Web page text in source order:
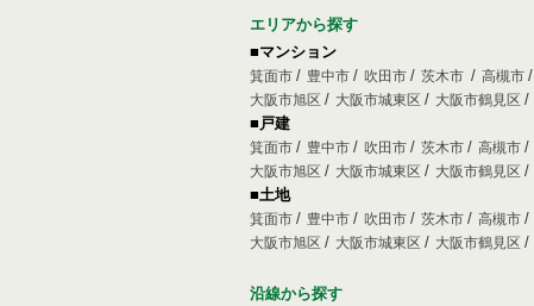
エリアから探す
■マンション
箕面市 豊中市 吹田市 茨木市 高槻市
大阪市旭区
大阪市城東区 大阪市鶴見区
■戸建
箕面市 豊中市 吹田市 茨木市 高槻市
大阪市旭区
大阪市城東区 大阪市鶴見区
■土地
箕面市 豊中市 吹田市 茨木市 高槻市
大阪市旭区
大阪市城東区 大阪市鶴見区
沿線から探す